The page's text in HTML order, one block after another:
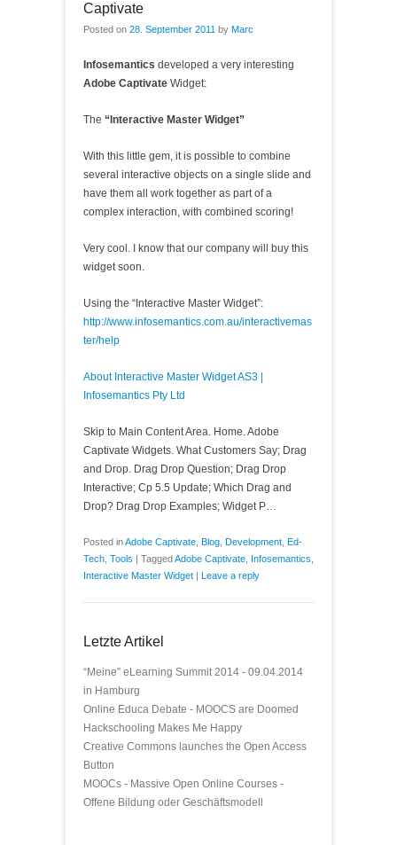
Captivate
Posted on 28. September 2011 by Marc
Infosemantics developed a very interesting
Adobe Captivate Widget:
The “Interactive Master Widget”
With this little gem, it is possible to combine
several interactive objects on a single slide and
have them all work together as part of a
complex interaction, with combined scoring!
Very cool. I know that our company will buy this
widget soon.
Using the “Interactive Master Widget”:
http://www.infosemantics.com.au/interactivemas
ter/help
About Interactive Master Widget AS3 |
Infosemantics Pty Ltd
Skip to Main Content Area. Home. Adobe
Captivate Widgets. What Customers Say; Drag
and Drop. Drag Drop Question; Drag Drop
Interactive; Cp 5.5 Update; Which Drag and
Drop? Drag Drop Examples; Widget P…
Posted inAdobe Captivate Blog Development Ed-
Tech Tools | TaggedAdobe Captivate Infosemantics
Interactive Master Widget | Leave a reply
Letzte Artikel
“Meine” eLearning Summit 2014 - 09.04.2014
in Hamburg
Online Educa Debate - MOOCS are Doomed
Hackschooling Makes Me Happy
Creative Commons launches the Open Access
Button
MOOCs - Massive Open Online Courses -
Offene Bildung oder Geschäftsmodell